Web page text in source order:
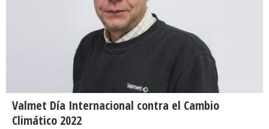
Valmet Día Internacional contra el Cambio
Climático 2022